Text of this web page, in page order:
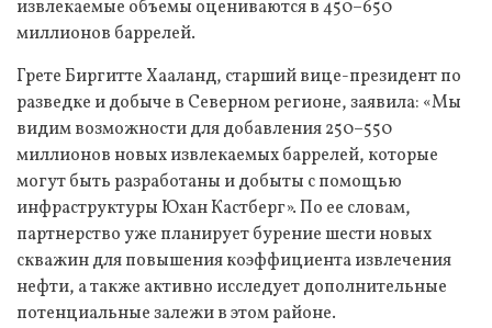
извлекаемые объемы оцениваются в 450–650
миллионов баррелей.
Грете Биргитте Хааланд, старший вице-президент по
разведке и добыче в Северном регионе, заявила: «Мы
видим возможности для добавления 250–550
миллионов новых извлекаемых баррелей, которые
могут быть разработаны и добыты с помощью
инфраструктуры Юхан Кастберг». По ее словам,
партнерство уже планирует бурение шести новых
скважин для повышения коэффициента извлечения
нефти, а также активно исследует дополнительные
потенциальные залежи в этом районе.